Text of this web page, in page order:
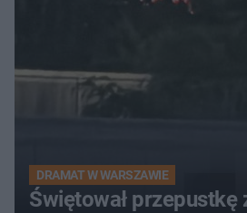
DRAMAT W WARSZAWIE
Świętował przepustkę